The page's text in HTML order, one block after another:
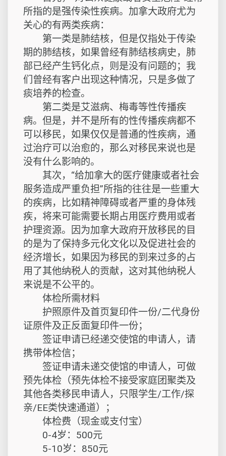
所指的是强传染性疾病。加拿大政府尤为
关心的有两类疾病：
第一类是肺结核，但是仅指处于传染
期的肺结核，如果曾经有肺结核病史，肺
部已经产生钙化点，则是没有问题的；我
们曾经有客户出现这种情况，只是多做了
痰培养的检查。
第二类是艾滋病、梅毒等性传播疾
病。但是，并不是所有的性传播疾病都不
可以移民，如果仅仅是普通的性疾病，通
过治疗可以治愈的，那么对移民来说也是
没有什么影响的。
其次，“给加拿大的医疗健康或者社会
服务造成严重负担”所指的往往是一些重大
的疾病，比如精神障碍或者严重的身体残
疾，将来可能需要长期占用医疗费用或者
护理资源。因为加拿大政府开放移民的目
的是为了保持多元化文化以及促进社会的
经济增长，如果因为移民的到来过多的占
用了其他纳税人的贡献，这对其他纳税人
来说是不公平的。
体检所需材料
护照原件及首页复印件一份/二代身份
证原件及正反面复印件一份；
签证申请已经递交使馆的申请人，请
携带体检信；
签证申请未递交使馆的申请人，可做
预先体检（预先体检不接受家庭团聚类及
其他各类移民申请人，只限学生/工作/探
亲/EE类快速通道）；
体检费（现金或支付宝）
0-4岁：500元
5-10岁：850元